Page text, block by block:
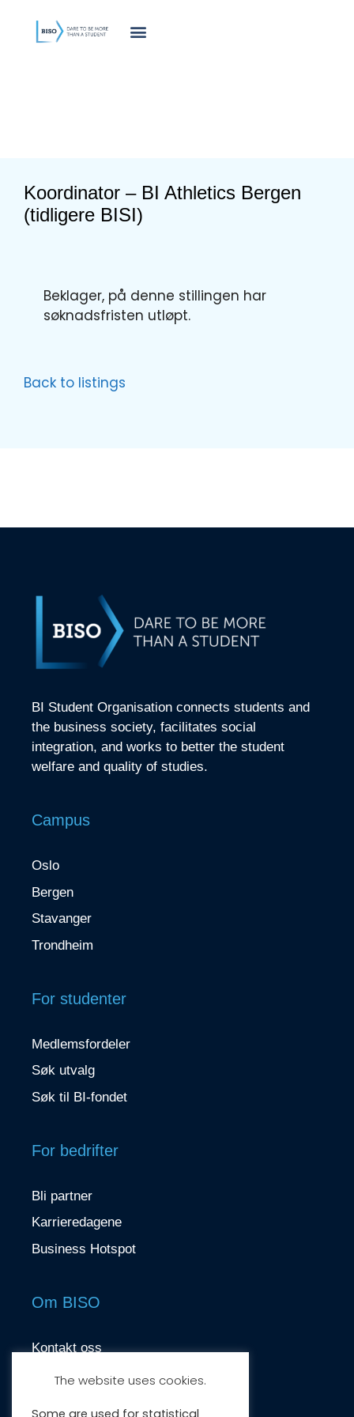
innholdet
Koordinator – BI Athletics Bergen
(tidligere BISI)
Beklager, på denne stillingen har
søknadsfristen utløpt.
Back to listings
BI Student Organisation connects students and
the business society, facilitates social
integration, and works to better the student
welfare and quality of studies.
Campus
Oslo
Bergen
Stavanger
Trondheim
For studenter
Medlemsfordeler
Søk utvalg
Søk til BI-fondet
For bedrifter
Bli partner
Karrieredagene
Business Hotspot
Om BISO
Kontakt oss
contact@biso.no
The website uses cookies.
Some are used for statistical